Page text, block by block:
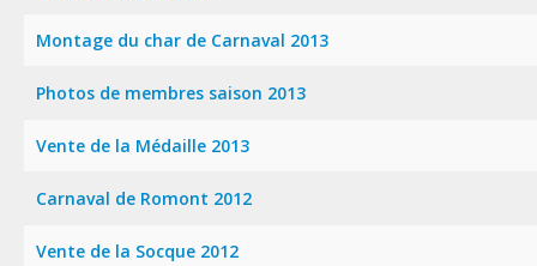
Montage du char de Carnaval 2013
Photos de membres saison 2013
Vente de la Médaille 2013
Carnaval de Romont 2012
Vente de la Socque 2012